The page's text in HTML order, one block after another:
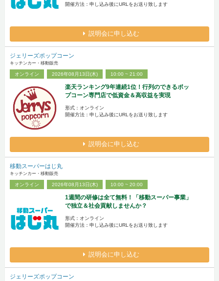
開催方法：申し込み後にURLをお送り致します
説明会に申し込む
ジェリーズポップコーン
キッチンカー・移動販売
オンライン 2026年08月13日(木) 10:00 ~ 21:00
楽天ランキング9年連続1位！行列のできるポッ
プコーン専門店で低資金＆高収益を実現
形式：オンライン
開催方法：申し込み後にURLをお送り致します
説明会に申し込む
移動スーパーはじ丸
キッチンカー・移動販売
オンライン 2026年08月13日(木) 10:00 ~ 20:00
1週間の研修は全て無料！「移動スーパー事業」
で独立＆社会貢献しませんか？
形式：オンライン
開催方法：申し込み後にURLをお送り致します
説明会に申し込む
ジェリーズポップコーン